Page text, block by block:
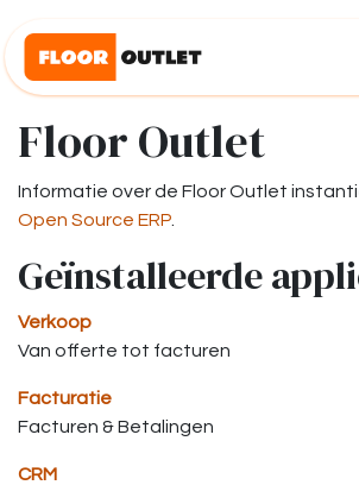
Floor Outlet
Informatie over de Floor Outlet
Open Source ERP
Geïnstalleerde
Verkoop
Van offerte tot facturen
Facturatie
Facturen & Betalingen
CRM